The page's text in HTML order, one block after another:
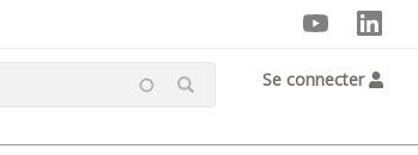
Se connecter